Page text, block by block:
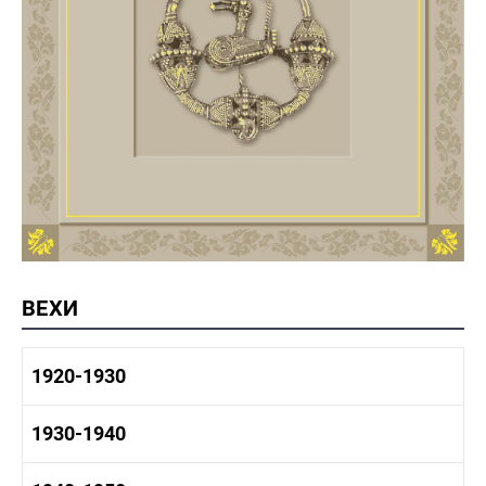
ВЕХИ
1920-1930
1920-1930 история
1920-1930 культура
1930-1940